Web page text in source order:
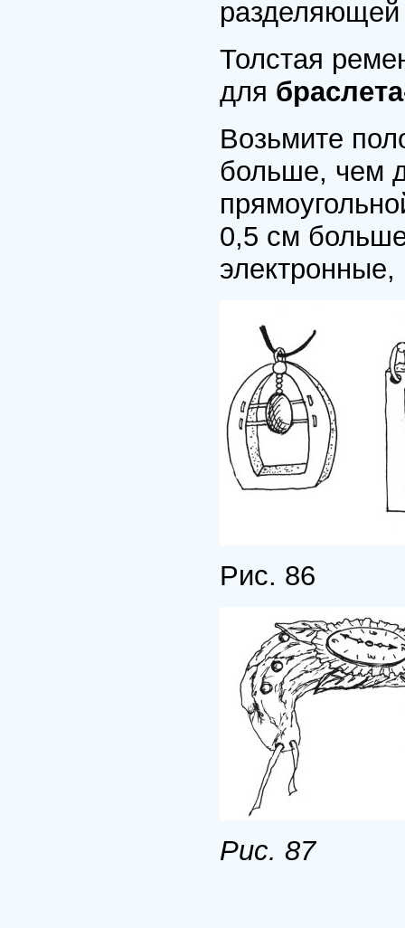
разделяющей
Толстая
для
Возьмите
больше, чем
0,5 см
Рис. 86
Рис. 87